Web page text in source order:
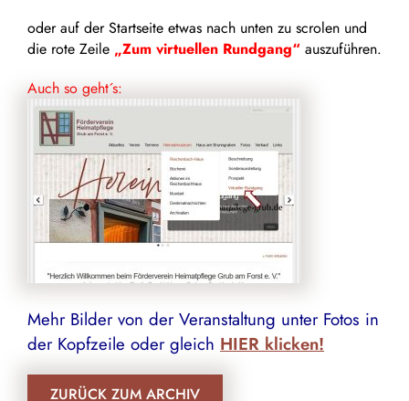
oder auf der Startseite etwas nach unten zu scrolen und
die rote Zeile „Zum virtuellen Rundgang“ auszuführen.
Auch so geht´s:
Mehr Bilder von der Veranstaltung unter Fotos in
der Kopfzeile oder gleich HIER klicken!
ZURÜCK ZUM ARCHIV